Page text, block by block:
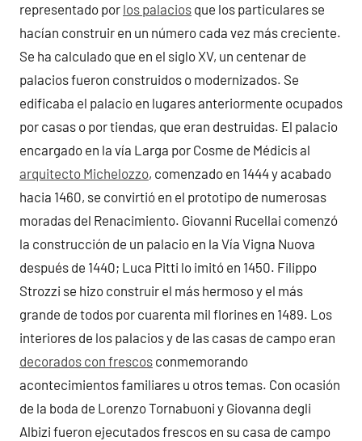
representado por los palacios que los particulares se
hacían construir en un número cada vez más creciente.
Se ha calculado que en el siglo XV, un centenar de
palacios fueron construidos o modernizados. Se
edificaba el palacio en lugares anteriormente ocupados
por casas o por tiendas, que eran destruidas. El palacio
encargado en la vía Larga por Cosme de Médicis al
arquitecto Michelozzo, comenzado en 1444 y acabado
hacia 1460, se convirtió en el prototipo de numerosas
moradas del Renacimiento. Giovanni Rucellai comenzó
la construcción de un palacio en la Vía Vigna Nuova
después de 1440; Luca Pitti lo imitó en 1450. Filippo
Strozzi se hizo construir el más hermoso y el más
grande de todos por cuarenta mil florines en 1489. Los
interiores de los palacios y de las casas de campo eran
decorados con frescos conmemorando
acontecimientos familiares u otros temas. Con ocasión
de la boda de Lorenzo Tornabuoni y Giovanna degli
Albizi fueron ejecutados frescos en su casa de campo